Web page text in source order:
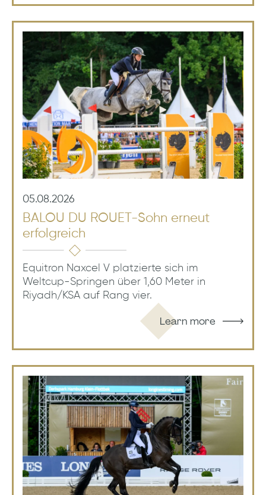
05.08.2026
BALOU DU ROUET-Sohn erneut
erfolgreich
Equitron Naxcel V platzierte sich im
Weltcup-Springen über 1,60 Meter in
Riyadh/KSA auf Rang vier.
Learn more